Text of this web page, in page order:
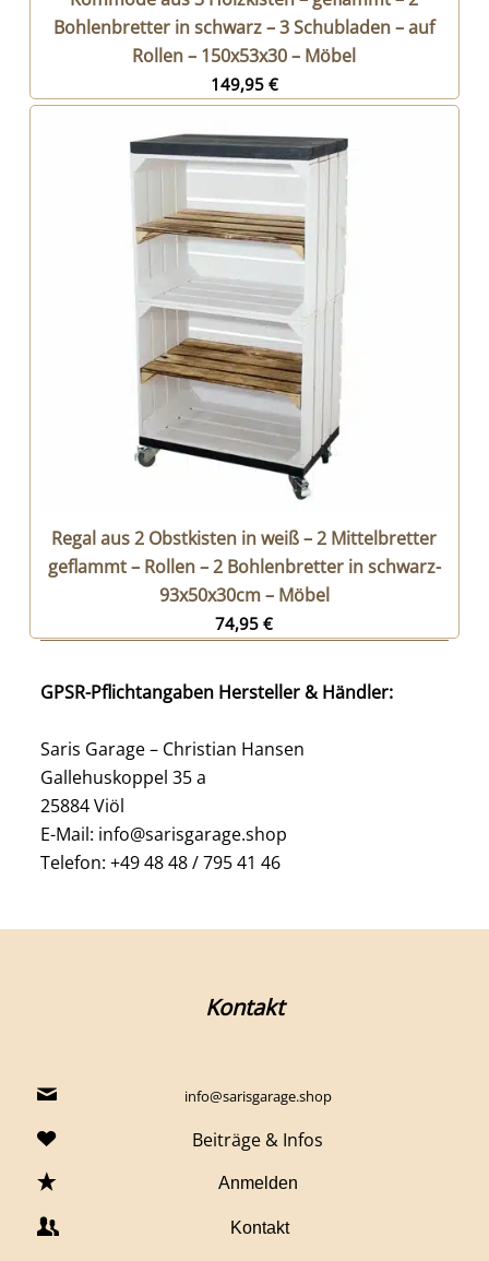
Bohlenbretter in schwarz – 3 Schubladen – auf
Rollen – 150x53x30 – Möbel
149,95 €
Regal aus 2 Obstkisten in weiß – 2 Mittelbretter
geflammt – Rollen – 2 Bohlenbretter in schwarz-
93x50x30cm – Möbel
74,95€
GPSR-Pflichtangaben Hersteller & Händler:
Saris Garage – Christian Hansen
Gallehuskoppel 35 a
25884 Viöl
E-Mail: info@sarisgarage.shop
Telefon: +49 48 48 / 795 41 46
Kontakt
info@sarisgarage.shop
Beiträge & Infos
Anmelden
Kontakt